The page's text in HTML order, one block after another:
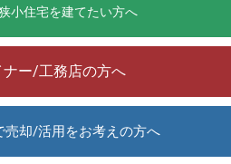
小住宅を建てたい方へ
ー/工務店の方へ
売却/活用をお考えの方へ